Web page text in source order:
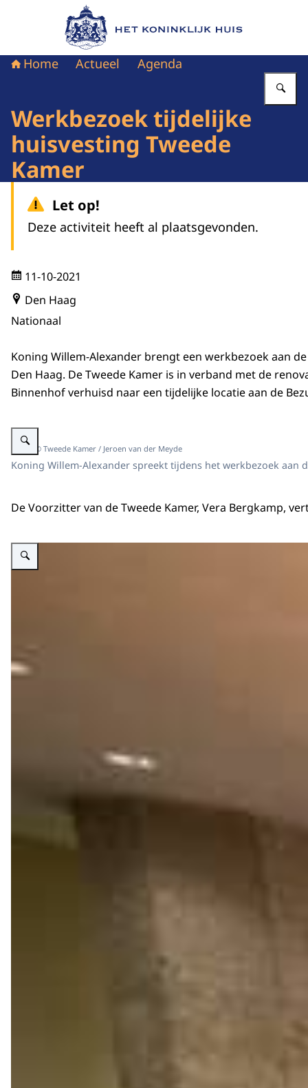
Naar de homepage van Het Koninklijk Huis
Home Actueel Agenda
Werkbezoek tijdelijke
huisvesting Tweede
Kamer
Let op!
Deze activiteit heeft al plaatsgevonden.
11-10-2021
Den Haag
Nationaal
Koning Willem-Alexander brengt een werkbezoek aan
Den Haag. De Tweede Kamer is in verband met de
Binnenhof verhuisd naar een tijdelijke locatie aan de
Vergroot afbeelding Koning Willem-Alexander in gesprek met anderen.
Beeld: © Tweede Kamer / Jeroen van der Meyde
Koning Willem-Alexander spreekt tijdens het werkbezoek aan
De Voorzitter van de Tweede Kamer, Vera Bergkamp,
Vergroot afbeelding Koning Willem-Alexander in de plenaire zaal van de